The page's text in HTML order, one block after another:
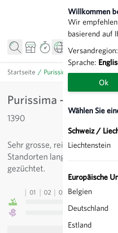
Willkommen
Wir
basierend auf
Versandregion:
Sprache:
Ok
Wählen Sie
Schweiz /
Liechtenstein
Europäische
Belgien
Deutschland
Estland
Startseite / Purissima - Fosteriana
Purissima - Fosteriana
1390
Sehr grosse, reinweisse
Standorten lang ausdauernde
gezüchtet.
01 02 03 04 05